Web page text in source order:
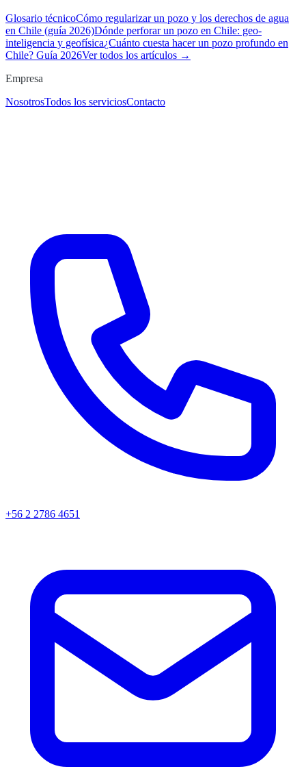
Glosario técnicoCómo regularizar un pozo y los derechos de agua
en Chile (guía 2026)Dónde perforar un pozo en Chile: geo-
inteligencia y geofísica¿Cuánto cuesta hacer un pozo profundo en
Chile? Guía 2026Ver todos los artículos →
Empresa
NosotrosTodos los serviciosContacto
+56 2 2786 4651